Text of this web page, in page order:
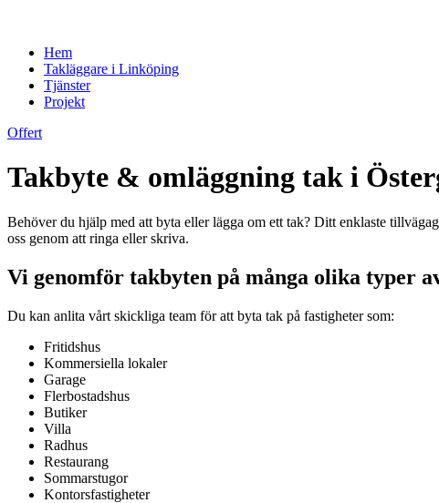
Hem
Takläggare i Linköping
Tjänster
Projekt
Offert
Takbyte & omläggning tak i
Behöver du hjälp med att byta eller lägga om ett tak? Ditt enklaste
oss genom att ringa eller skriva.
Vi genomför takbyten på många olika typer
Du kan anlita vårt skickliga team för att byta tak på fastigheter som:
Fritidshus
Kommersiella lokaler
Garage
Flerbostadshus
Butiker
Villa
Radhus
Restaurang
Sommarstugor
Kontorsfastigheter